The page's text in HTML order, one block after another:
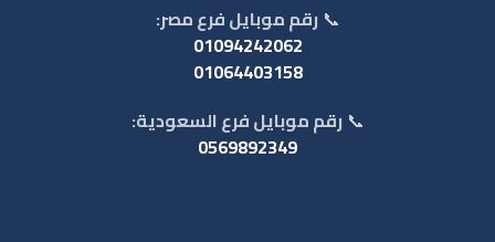
📞 رقم موبايل فرع مصر:
01094242062
01064403158
📞 رقم موبايل فرع السعودية:
0569892349